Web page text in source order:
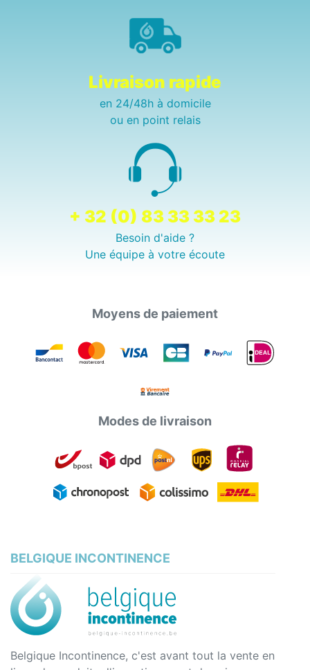
Livraison rapide
en 24/48h à domicile
ou en point relais
+ 32 (0) 83 33 33 23
Besoin d'aide ?
Une équipe à votre écoute
Moyens de paiement
Modes de livraison
BELGIQUE INCONTINENCE
Belgique Incontinence, c'est avant tout la vente en